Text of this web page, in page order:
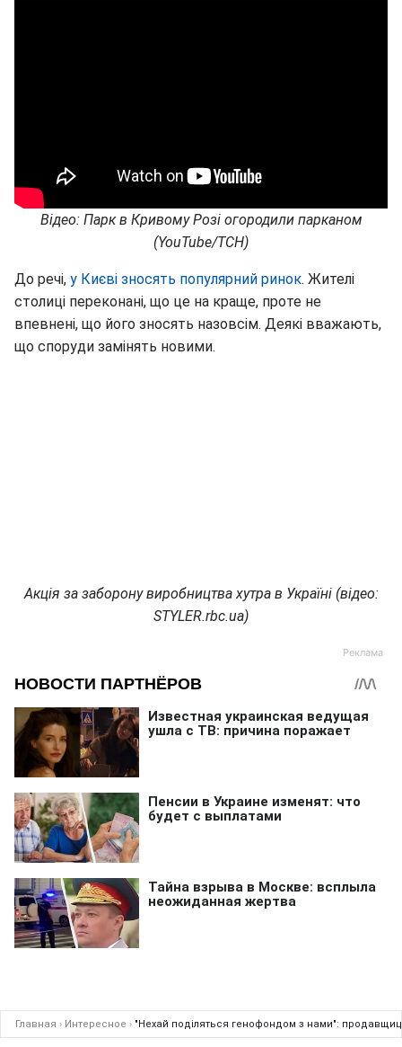
Відео: Парк в Кривому Розі огородили парканом
(YouTube/ТСН)
До речі, у Києві зносять популярний ринок. Жителі
столиці переконані, що це на краще, проте не
впевнені, що його зносять назовсім. Деякі вважають,
що споруди замінять новими.
Акція за заборону виробництва хутра в Україні (відео:
STYLER.rbc.ua)
Главная › Интересное › "Нехай поділяться генофондом з нами":